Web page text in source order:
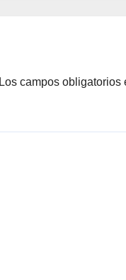
Los campos obligatorios